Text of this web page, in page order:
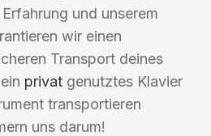
und unserem
wir einen
Transport deines
privat genutztes Klavier
transportieren
uns darum!